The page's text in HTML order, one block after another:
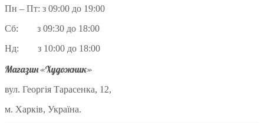
Пн – Пт: з 09:00 до 19:00
Сб: з 09:30 до 18:00
Нд: з 10:00 до 18:00
Магазин «Художник»
вул. Георгія Тарасенка, 12,
м. Харків, Україна.